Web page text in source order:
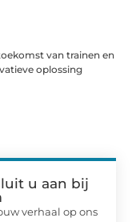
van trainen en
oplossing
u aan bij
verhaal op ons